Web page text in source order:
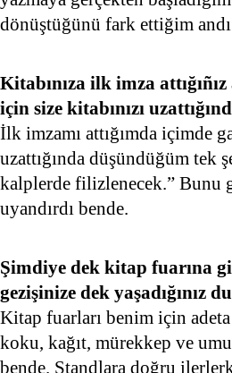
dönüştüğünü fark ettiğim
Kitabınıza ilk imza
için size kitabınızı
İlk imzamı attığımda içimde
uzattığında düşündüğüm tek
kalplerde filizlenecek.” Bunu
uyandırdı bende.
Şimdiye dek kitap fuarına
gezişinize dek yaşadığınız
Kitap fuarları benim için adeta
koku, kağıt, mürekkep ve
bende. Standlara doğru